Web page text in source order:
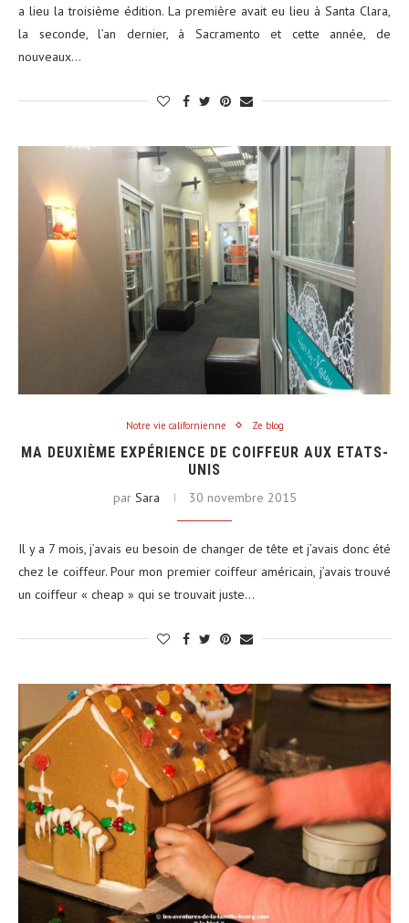
a lieu la troisième édition. La première avait eu lieu à Santa Clara,
la seconde, l’an dernier, à Sacramento et cette année, de
nouveaux…
Notre vie californienne Ze blog
MA DEUXIÈME EXPÉRIENCE DE COIFFEUR AUX ETATS-
UNIS
par Sara 30 novembre 2015
Il y a 7 mois, j’avais eu besoin de changer de tête et j’avais donc été
chez le coiffeur. Pour mon premier coiffeur américain, j’avais trouvé
un coiffeur « cheap » qui se trouvait juste…